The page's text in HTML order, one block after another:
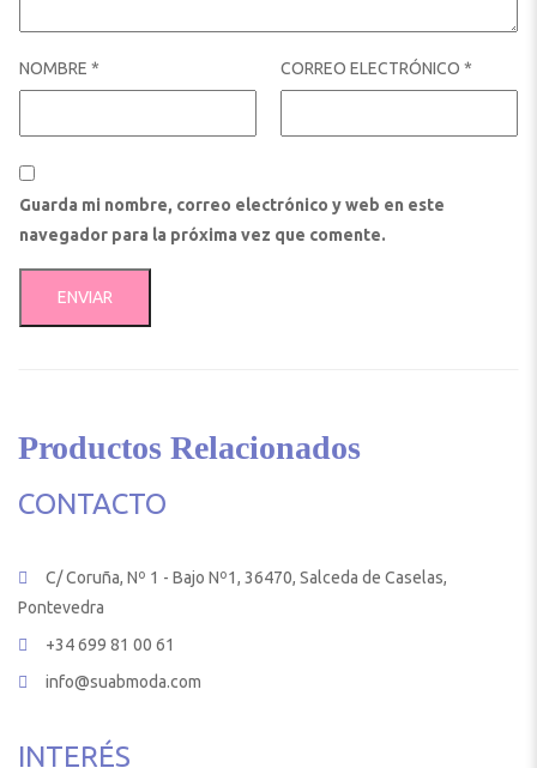
NOMBRE * CORREO ELECTRÓNICO *
Guarda mi nombre, correo electrónico y web en este
navegador para la próxima vez que comente.
Productos Relacionados
CONTACTO
C/ Coruña, Nº 1 - Bajo Nº1, 36470, Salceda de Caselas,
Pontevedra
+34 699 81 00 61
info@suabmoda.com
INTERÉS